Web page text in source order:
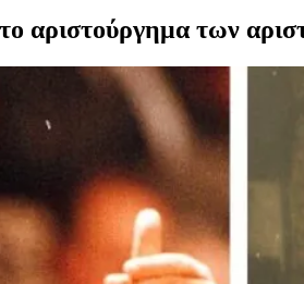
αριστούργημα των